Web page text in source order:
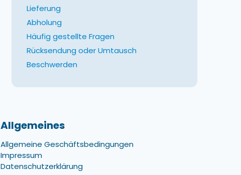
Lieferung
Abholung
Häufig gestellte Fragen
Rücksendung oder Umtausch
Beschwerden
Allgemeines
Allgemeine Geschäftsbedingungen
Impressum
Datenschutzerklärung